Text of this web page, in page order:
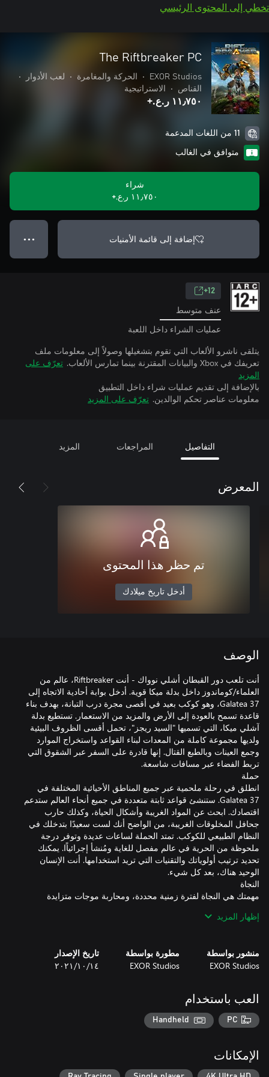
تخطي إلى المحتوى الرئيسي
The Riftbreaker PC
EXOR Studios
• الحركة والمغامرة • لعب الأدوار
•
القناص
• الاستراتيجية
١١٫٧٥٠ ر.ع.‏+
11 من اللغات المدعمة
متوافق في الغالب
شراء
١١٫٧٥٠ ر.ع.‏+
إضافة إلى قائمة الأمنيات ● ● ●
12+
عنف متوسط
عمليات الشراء داخل اللعبة
يتلقى ناشرو الألعاب التي تقوم بتشغيلها وصولاً إلى معلومات ملف
تعريفك في Xbox والبيانات المقترنة بينما تمارس الألعاب.
تعرّف على
المزيد
بالإضافة إلى تقديم عمليات شراء داخل التطبيق
معلومات عناصر تحكم الوالدين. تعرّف على المزيد
التفاصيل المراجعات المزيد
المعرض
تم حظر هذا المحتوى
أدخل تاريخ ميلادك
الوصف
أنت تلعب دور القبطان أشلي نوواك - أنت Riftbreaker، عالم من
العلماء/كوماندوز داخل بدلة ميكا قوية. أدخل بوابة أحادية الاتجاه إلى
Galatea 37، وهو كوكب بعيد في أقصى مجرة درب التبانة، بهدف بناء
قاعدة تسمح بالعودة إلى الأرض والمزيد من الاستعمار. تستطيع بدلة
آشلي ميكا، التي تسميها "السيد ريجز"، تحمل أقسى الظروف البيئية
ولديها مجموعة كاملة من المعدات لبناء القواعد واستخراج الموارد
وجمع العينات وبالطبع القتال. إنها قادرة على السفر عبر الشقوق التي
انطلق في رحلة ملحمية عبر جميع المناطق الأحيائية المختلفة في
Galatea 37. ستنشئ قواعد ثابتة متعددة في جميع أنحاء العالم ستدعم
اقتصادك. ابحث عن المواد الغريبة وأشكال الحياة، وكذلك حارب
جحافل المخلوقات الغريبة، من الواضح أنك لست سعيدًا بتدخلك في
النظام الطبيعي للكوكب. تمتد الحملة لساعات عديدة وتوفر درجة
ملحوظة من الحرية في عالم مفصل للغاية ومُنشأ إجرائياًا. يمكنك
تحديد ترتيب أولوياتك والتقنيات التي تريد استخدامها. أنت الإنسان
مهمتك هي النجاة لفترة زمنية محددة، ومحاربة موجات متزايدة
فجرّب وضع الحفرة الرملية، حيث نمنحك التحكم في اللعبة بأكملها -
مهمتك هي بناء شق في اتجاهين للعودة إلى الأرض. إنه اختراع معقد
للغاية ويتطلب كميات هائلة من الطاقة. لن تكون مجمعات الطاقة
الشمسية البسيطة وبضعة أطنان من الفولاذ كافية. ستحتاج إلى بناء
سلسلة معقدة من المناجم، والمصافي، ومحطات توليد الطاقة،
إظهار المزيد
منشور بواسطة
EXOR Studios
مطورة بواسطة
EXOR Studios
تاريخ الإصدار
١٤‏/١٠‏/٢٠٢١
العب باستخدام
PC
Handheld
الإمكانات